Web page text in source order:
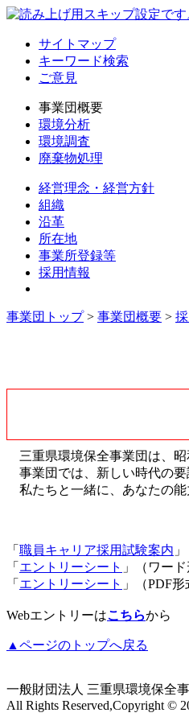
サイトマップ
キーワード検索
ご意見
事業団概要
環境分析
環境調査
廃棄物処理
経営理念・経営方針
組織
沿革
所在地
事業所登録等
採用情報
事業団トップ > 事業団概要 >
三重県環境保全事業団は、昭
事業団では、新しい時代の要
私たちと一緒に、あなたの能
「 職員キャリア採用試験案内
「 エントリーシート 」（ワード
「 エントリーシート 」（PDF形
Webエントリーはこちらから
▲ページのトップへ戻る
一般財団法人 三重県環境保全
All Rights Reserved,Copyright ©